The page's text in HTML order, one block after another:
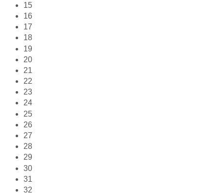
15
16
17
18
19
20
21
22
23
24
25
26
27
28
29
30
31
32